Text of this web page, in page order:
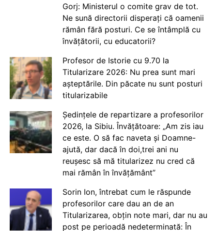
Gorj: Ministerul o comite grav de tot.
Ne sună directorii disperați că oamenii
rămân fără posturi. Ce se întâmplă cu
învățătorii, cu educatorii?
Profesor de Istorie cu 9.70 la
Titularizare 2026: Nu prea sunt mari
așteptările. Din păcate nu sunt posturi
titularizabile
Ședințele de repartizare a profesorilor
2026, la Sibiu. Învățătoare: „Am zis iau
ce este. O să fac naveta și Doamne-
ajută, dar dacă în doi,trei ani nu
reușesc să mă titularizez nu cred că
mai rămân în învățământ”
Sorin Ion, întrebat cum le răspunde
profesorilor care dau an de an
Titularizarea, obțin note mari, dar nu au
post pe perioadă nedeterminată: În